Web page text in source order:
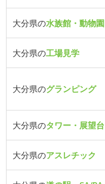
大分県の水族館・動物園
大分県の工場見学
大分県のグランピング
大分県のタワー・展望台
大分県のアスレチック